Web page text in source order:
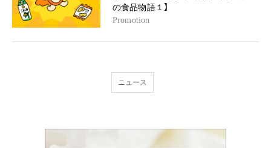
の食品物語１】
Promotion
ニュース